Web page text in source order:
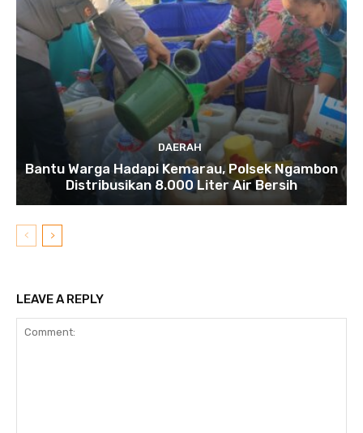
DAERAH
Bantu Warga Hadapi Kemarau, Polsek Ngambon
Distribusikan 8.000 Liter Air Bersih
LEAVE A REPLY